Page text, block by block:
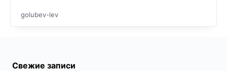
golubev-lev
Свежие записи